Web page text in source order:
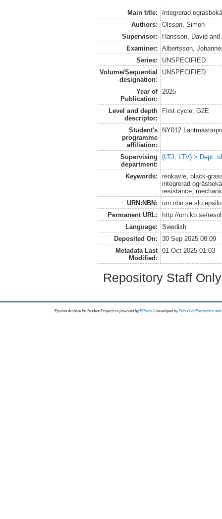
Main title:
Integrerad
Authors:
Olsson, Simon
Supervisor:
Hansson, David and
Examiner:
Albertsson,
Series:
UNSPECIFIED
Volume/Sequential
designation:
UNSPECIFIED
Year of
Publication:
2025
Level and depth
descriptor:
First cycle, G2E
Student's
programme
affiliation:
NY012
Supervising
department:
(LTJ, LTV) > Dept.
Keywords:
renkavle, black-
integrerad
resistance,
URN:NBN:
Permanent URL:
http://urn.kb.se/
Language:
Swedish
Deposited On:
30 Sep 2025 08:09
Metadata Last
Modified:
01 Oct 2025 01:03
Repository Staff
Epsilon Archive for Student Projects is powored byEPrints 3 developed by School of Electronics